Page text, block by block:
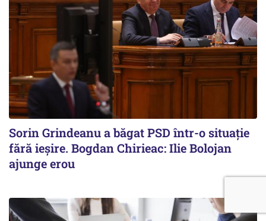
Sorin Grindeanu a băgat PSD într-o situație
fără ieșire. Bogdan Chirieac: Ilie Bolojan
ajunge erou